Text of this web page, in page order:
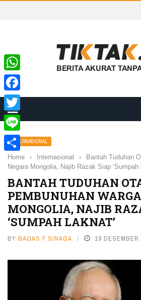
INTERNASIONAL
Home › Internasional ›
Bantah Tuduhan
Negara Mongolia, Najib Razak Siap ‘Sumpah
BANTAH TUDUHAN
PEMBUNUHAN
MONGOLIA, NAJIB
‘SUMPAH LAKNAT’
BY BAGAS F SINAGA 19 DESEMBER
WhatsApp
Facebook
Twitter
Line
Share